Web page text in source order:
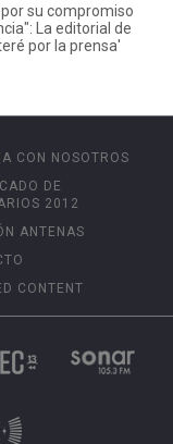
su compromiso
La editorial de
por la prensa'
CON NOSOTROS
DE
2012
ANTENAS
CONTENT